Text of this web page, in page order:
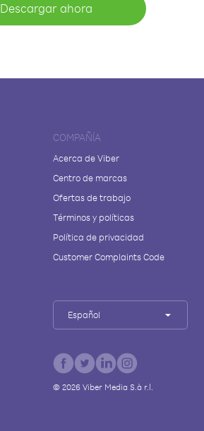
Descargar ahora
COMPAÑÍA
Acerca de Viber
Centro de marcas
Ofertas de trabajo
Términos y políticas
Política de privacidad
Customer Complaints Code
Español
© 2026Viber Media S.à r.l.